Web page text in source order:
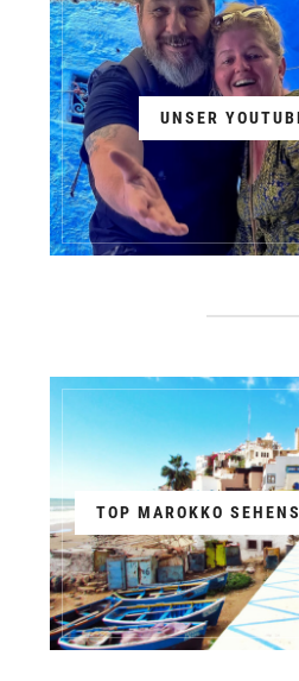
UNSER
TOP MAROKKO